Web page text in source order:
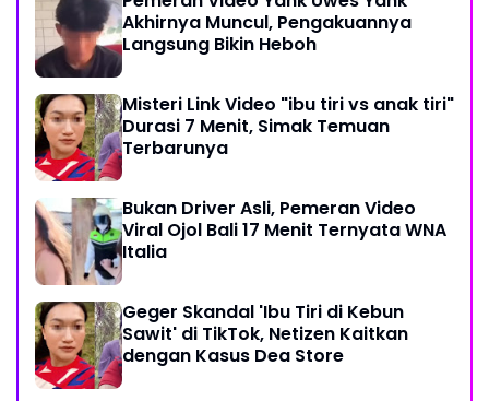
Akhirnya Muncul, Pengakuannya
Langsung Bikin Heboh
Misteri Link Video "ibu tiri vs anak tiri"
Durasi 7 Menit, Simak Temuan
Terbarunya
Bukan Driver Asli, Pemeran Video
Viral Ojol Bali 17 Menit Ternyata WNA
Italia
Geger Skandal 'Ibu Tiri di Kebun
Sawit' di TikTok, Netizen Kaitkan
dengan Kasus Dea Store